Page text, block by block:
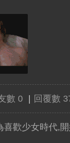
數 0 回覆數
喜歡少女時代,